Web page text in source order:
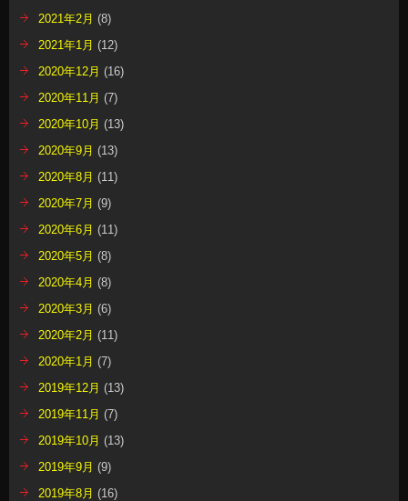
2021年2月 (8)
2021年1月 (12)
2020年12月 (16)
2020年11月 (7)
2020年10月 (13)
2020年9月 (13)
2020年8月 (11)
2020年7月 (9)
2020年6月 (11)
2020年5月 (8)
2020年4月 (8)
2020年3月 (6)
2020年2月 (11)
2020年1月 (7)
2019年12月 (13)
2019年11月 (7)
2019年10月 (13)
2019年9月 (9)
2019年8月 (16)